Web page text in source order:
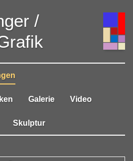
/
Galerie Video
Skulptur